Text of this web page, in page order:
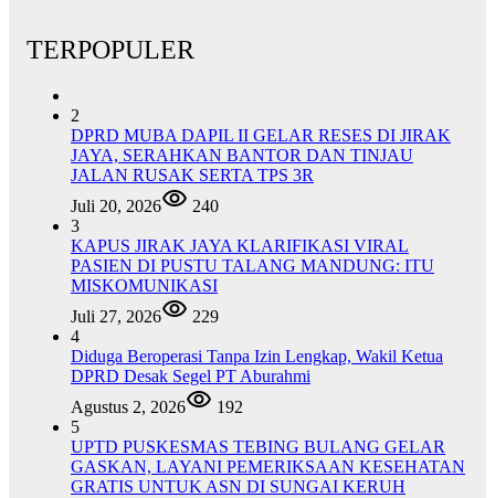
TERPOPULER
2
DPRD MUBA DAPIL II GELAR RESES DI JIRAK
JAYA, SERAHKAN BANTOR DAN TINJAU
JALAN RUSAK SERTA TPS 3R
Juli 20, 2026
240
3
KAPUS JIRAK JAYA KLARIFIKASI VIRAL
PASIEN DI PUSTU TALANG MANDUNG: ITU
MISKOMUNIKASI
Juli 27, 2026
229
4
Diduga Beroperasi Tanpa Izin Lengkap, Wakil Ketua
DPRD Desak Segel PT Aburahmi
Agustus 2, 2026
192
5
UPTD PUSKESMAS TEBING BULANG GELAR
GASKAN, LAYANI PEMERIKSAAN KESEHATAN
GRATIS UNTUK ASN DI SUNGAI KERUH